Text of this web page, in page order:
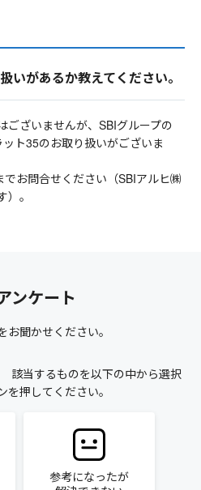
いがあるか教えてください。
ございませんが、SBIグループの
ト35のお取り扱いがございま
でお問合せください（SBIアルヒ㈱
。
ンケート
お聞かせください。
該当するものを以下の中から選択
を押してください。
参考になったが